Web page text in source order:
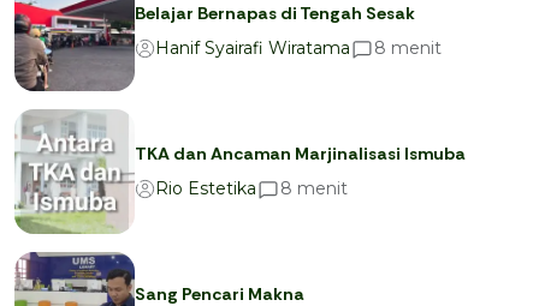
Belajar Bernapas di Tengah Sesak
Hanif Syairafi Wiratama
8 menit
TKA dan Ancaman Marjinalisasi Ismuba
Rio Estetika
8 menit
Sang Pencari Makna